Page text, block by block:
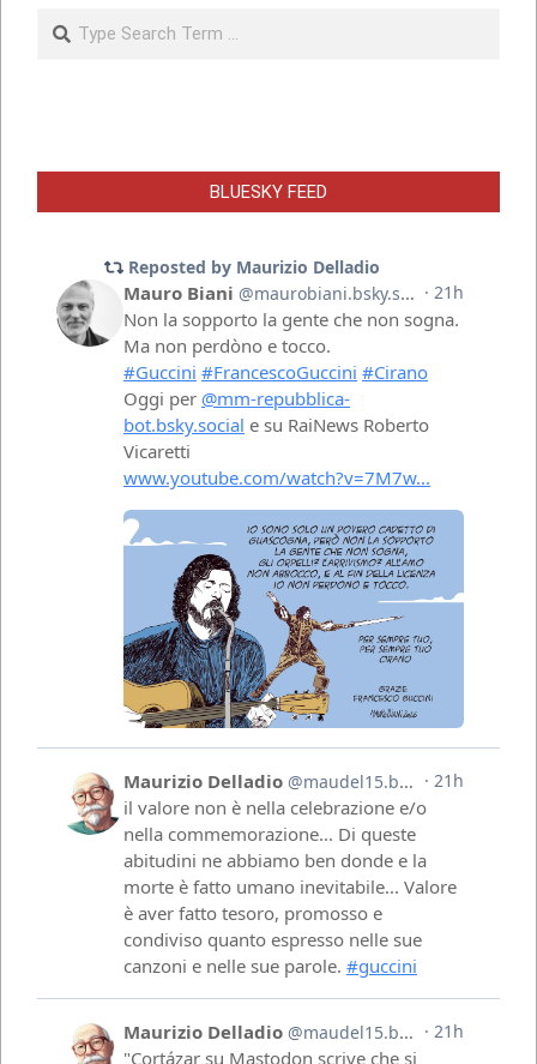
Search
BLUESKY FEED